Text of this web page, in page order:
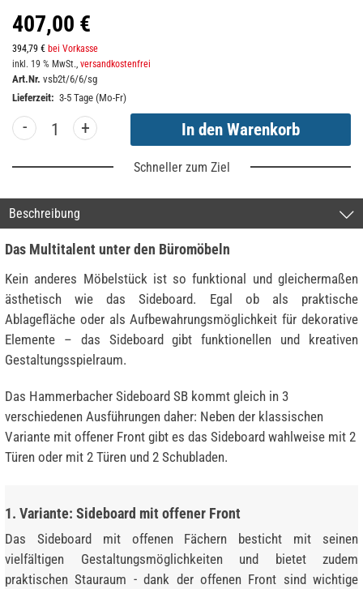
407,00 €
394,79 € bei Vorkasse
inkl. 19 % MwSt., versandkostenfrei
Art.Nr. vsb2t/6/6/sg
Lieferzeit: 3-5 Tage (Mo-Fr)
- +
Schneller zum Ziel
Beschreibung
Das Multitalent unter den Büromöbeln
Kein anderes Möbelstück ist so funktional und gleichermaßen
ästhetisch wie das Sideboard. Egal ob als praktische
Ablagefläche oder als Aufbewahrungsmöglichkeit für dekorative
Elemente – das Sideboard gibt funktionellen und kreativen
Gestaltungsspielraum.
Das Hammerbacher Sideboard SB kommt gleich in 3
verschiedenen Ausführungen daher: Neben der klassischen
Variante mit offener Front gibt es das Sideboard wahlweise mit 2
Türen oder mit 2 Türen und 2 Schubladen.
1. Variante: Sideboard mit offener Front
Das Sideboard mit offenen Fächern besticht mit seinen
vielfältigen Gestaltungsmöglichkeiten und bietet zudem
praktischen Stauraum - dank der offenen Front sind wichtige